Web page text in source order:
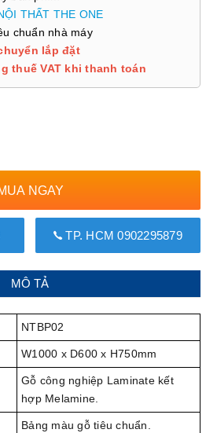
THẤT THE ONE
chuẩn nhà máy
lắp đặt
thuế VAT khi thanh toán
NGAY
TP. HCM 0902295879
MÔ TẢ
NTBP02
W1000 x D600 x H750mm
Gỗ công nghiệp Laminate kết
hợp Melamine.
Bảng màu gỗ tiêu chuẩn.